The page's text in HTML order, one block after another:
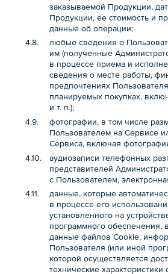
заказываемой Продукции,
Продукции, ее стоимость и
данные об операции;
любые сведения о
им (полученные
в процессе приема и
сведения о месте работы,
предпочтениях
планируемых покупках,
и т. п.);
фотографии, в том числе
Пользователем на Сервисе
Сервиса, включая
аудиозаписи телефонных
представителей
с Пользователем,
данные, которые
в процессе его
установленного на
программного обеспечения,
данные файлов Cookie,
Пользователя (или иной
которой осуществляется
технические характеристики